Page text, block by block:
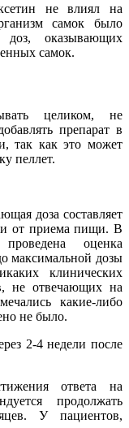
не влиял на
самок было
оказывающих
самок.
целиком, не
препарат в
так как это может
пеллет.
доза составляет
от приема пищи. В
оценка
максимальной дозы
клинических
не отвечающих на
какие-либо
не было.
2-4 недели после
ответа на
продолжать
У пациентов,